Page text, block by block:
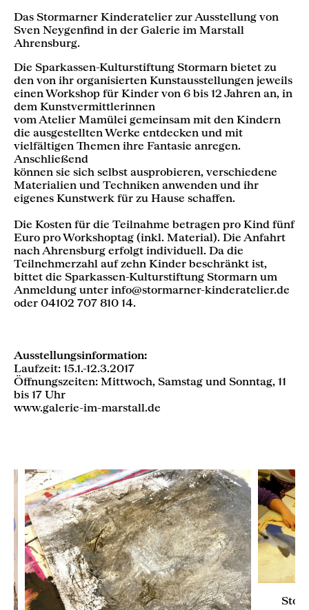
Das Stormarner Kinderatelier zur Ausstellung von
Sven Neygenfind in der Galerie im Marstall
Ahrensburg.
Die Sparkassen-Kulturstiftung Stormarn bietet zu
den von ihr organisierten Kunstausstellungen jeweils
einen Workshop für Kinder von 6 bis 12 Jahren an, in
dem Kunstvermittlerinnen
vom Atelier Mamülei gemeinsam mit den Kindern
die ausgestellten Werke entdecken und mit
vielfältigen Themen ihre Fantasie anregen.
Anschließend
können sie sich selbst ausprobieren, verschiedene
Materialien und Techniken anwenden und ihr
eigenes Kunstwerk für zu Hause schaffen.
Die Kosten für die Teilnahme betragen pro Kind fünf
Euro pro Workshoptag (inkl. Material). Die Anfahrt
nach Ahrensburg erfolgt individuell. Da die
Teilnehmerzahl auf zehn Kinder beschränkt ist,
bittet die Sparkassen-Kulturstiftung Stormarn um
Anmeldung unter info@stormarner-kinderatelier.de
oder 04102 707 810 14.
Ausstellungsinformation:
Laufzeit: 15.1.-12.3.2017
Öffnungszeiten: Mittwoch, Samstag und Sonntag, 11
bis 17 Uhr
www.galerie-im-marstall.de